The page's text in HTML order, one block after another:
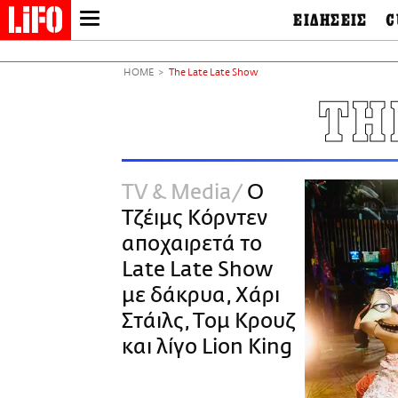
NEWSLETTER
ΑΜΠΑ
PRINT
ΕΙΔΗΣΕΙΣ
Οικονομία
Πολιτισμός
TV & Media
Tech &
Science
European Lifo
&
HOME The Late Late Show
TV & Media
Ο
Τζέιμς Κόρντεν
αποχαιρετά το
Late Late Show
με δάκρυα, Χάρι
Στάιλς, Τομ Κρουζ
και λίγο Lion King